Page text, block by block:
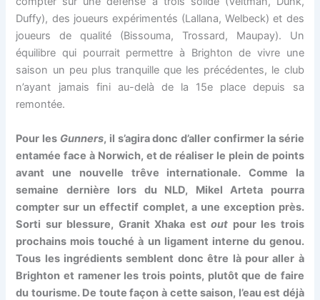
Duffy), des joueurs expérimentés (Lallana, Welbeck) et des
joueurs de qualité (Bissouma, Trossard, Maupay). Un
équilibre qui pourrait permettre à Brighton de vivre une
saison un peu plus tranquille que les précédentes, le club
n’ayant jamais fini au-delà de la 15e place depuis sa
remontée.
Pour les Gunners, il s’agira donc d’aller confirmer la série
entamée face à Norwich, et de réaliser le plein de points
avant une nouvelle trêve internationale. Comme la
semaine dernière lors du NLD, Mikel Arteta pourra
compter sur un effectif complet, a une exception près.
Sorti sur blessure, Granit Xhaka estout pour les trois
prochains mois touché à un ligament interne du genou.
Tous les ingrédients semblent donc être là pour aller à
Brighton et ramener les trois points, plutôt que de faire
du tourisme. De toute façon à cette saison, l’eau est déjà